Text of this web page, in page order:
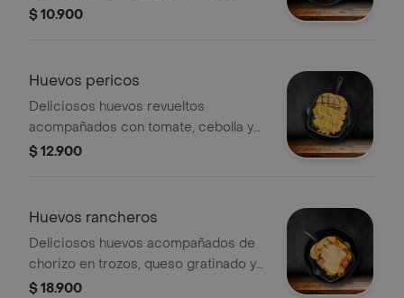
$ 10.900
Huevos pericos
Deliciosos huevos revueltos
acompañados con tomate, cebolla y
arepa de queso
$ 12.900
Huevos rancheros
Deliciosos huevos acompañados de
chorizo en trozos, queso gratinado y
arepa de queso
$ 18.900